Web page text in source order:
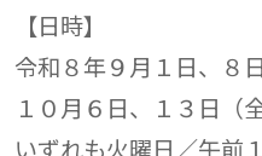
【日時】
令和８年９月１日、８
１０月６日、１３日（
いずれも火曜日／午前